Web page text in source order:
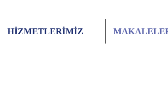
HİZMETLERİMİZ